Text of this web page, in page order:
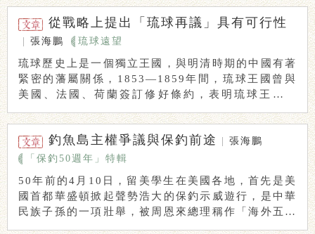
從戰略上提出「琉球再議」具有可行性
| 張海鵬 琉球遠望
琉球歷史上是一個獨立王國，與明清時期的中國有著
緊密的藩屬關係，1853—1859年間，琉球王國曾與
美國、法國、荷蘭簽訂修好條約，表明琉球王國的
釣魚島主權爭議與保釣前途
張海鵬
「保釣50週年」特輯
50年前的4月10日，留美學生在美國各地，首先是美
國首都華盛頓掀起聲勢浩大的保釣示威遊行，是中華
民族子孫的一項壯舉，被周恩來總理稱作「海外五四